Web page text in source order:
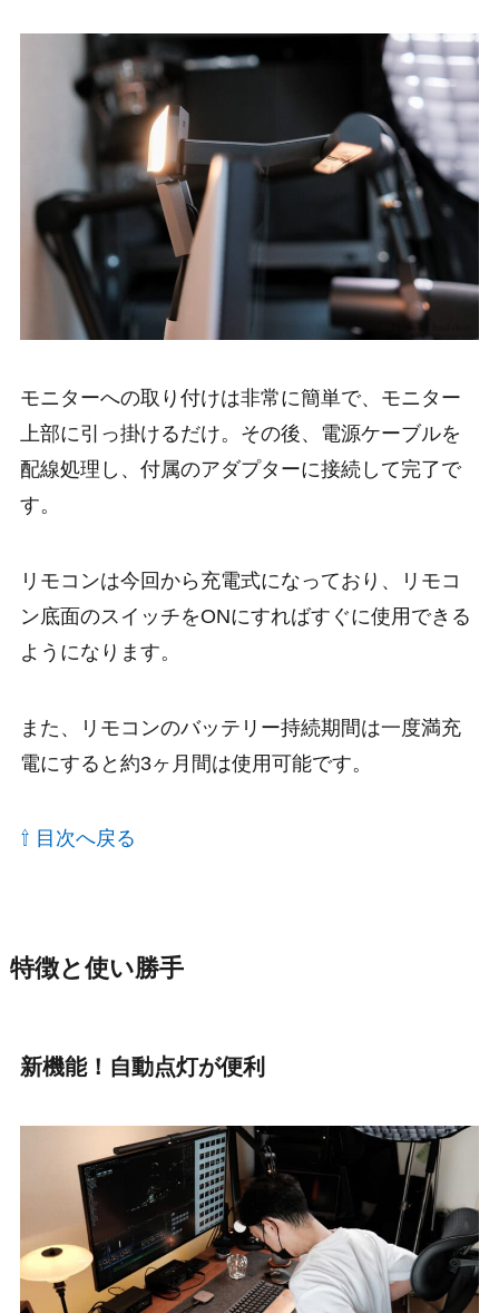
モニターへの取り付けは非常に簡単で、モニター
上部に引っ掛けるだけ。その後、電源ケーブルを
配線処理し、付属のアダプターに接続して完了で
す。
リモコンは今回から充電式になっており、リモコ
ン底面のスイッチをONにすればすぐに使用できる
ようになります。
また、リモコンのバッテリー持続期間は一度満充
電にすると約3ヶ月間は使用可能です。
⇧ 目次へ戻る
特徴と使い勝手
新機能！自動点灯が便利